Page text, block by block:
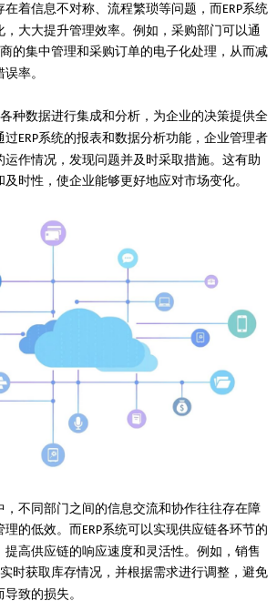
在着信息不对称、流程繁琐等问题，而ERP系统
大大提升管理效率。例如，采购部门可以通
的集中管理和采购订单的电子化处理，从而减
率。
种数据进行集成和分析，为企业的决策提供全
过ERP系统的报表和数据分析功能，企业管理者
运作情况，发现问题并及时采取措施。这有助
时性，使企业能够更好地应对市场变化。
，不同部门之间的信息交流和协作往往存在障
理的低效。而 ERP系统可以实现供应链各环节的
提高供应链的响应速度和灵活性。例如，销售
时获取库存情况，并根据需求进行调整，避免
致的损失。